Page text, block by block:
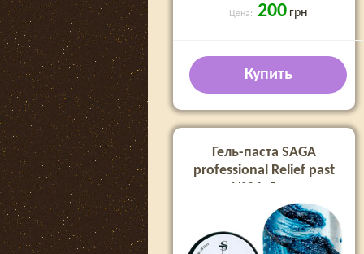
Цена: 200 грн
Купить
Гель-паста SAGA
professional Relief past
№04, 5 мл